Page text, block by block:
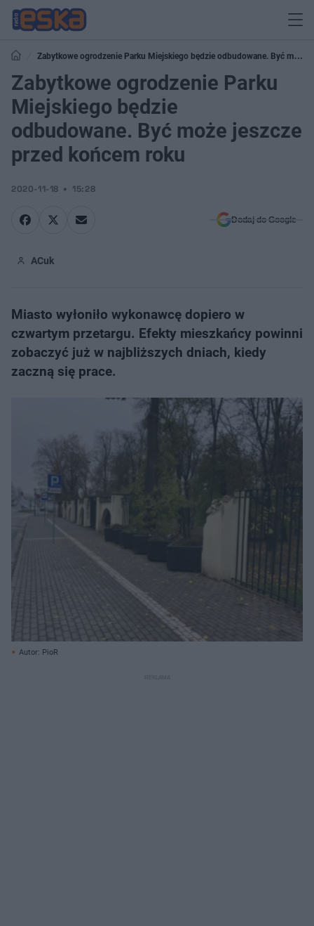
Zabytkowe ogrodzenie Parku Miejskiego będzie odbudowane. Być może
jeszcze przed końcem roku
Zabytkowe ogrodzenie Parku
Miejskiego będzie
odbudowane. Być może jeszcze
przed końcem roku
2020-11-18 15:28
Dodaj do Google
ACuk
Miasto wyłoniło wykonawcę dopiero w
czwartym przetargu. Efekty mieszkańcy powinni
zobaczyć już w najbliższych dniach, kiedy
zaczną się prace.
Autor: PioR